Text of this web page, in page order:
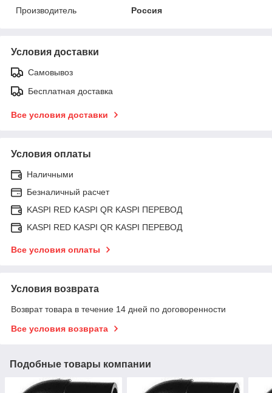
Производитель
Россия
Условия доставки
Самовывоз
Бесплатная доставка
Все условия доставки
Условия оплаты
Наличными
Безналичный расчет
KASPI RED KASPI QR KASPI ПЕРЕВОД
KASPI RED KASPI QR KASPI ПЕРЕВОД
Все условия оплаты
Условия возврата
Возврат товара в течение 14 дней по договоренности
Все условия возврата
Подобные товары компании